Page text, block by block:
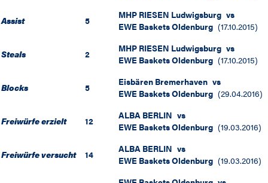
Assist 5 MHP RIESEN Ludwigsburg vs
EWE Baskets Oldenburg (17.10.2015)
Steals 2 MHP RIESEN Ludwigsburg vs
EWE Baskets Oldenburg (17.10.2015)
Blocks 5 Eisbären Bremerhaven vs
EWE Baskets Oldenburg (29.04.2016)
Freiwürfe erzielt 12 ALBA BERLIN vs
EWE Baskets Oldenburg (19.03.2016)
Freiwürfe versucht 14 ALBA BERLIN vs
EWE Baskets Oldenburg (19.03.2016)